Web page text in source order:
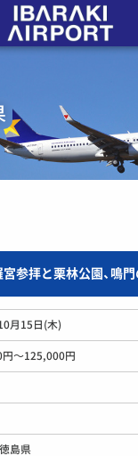
参拝と栗林公園、鳴
月15日(木)
～125,000円
島県